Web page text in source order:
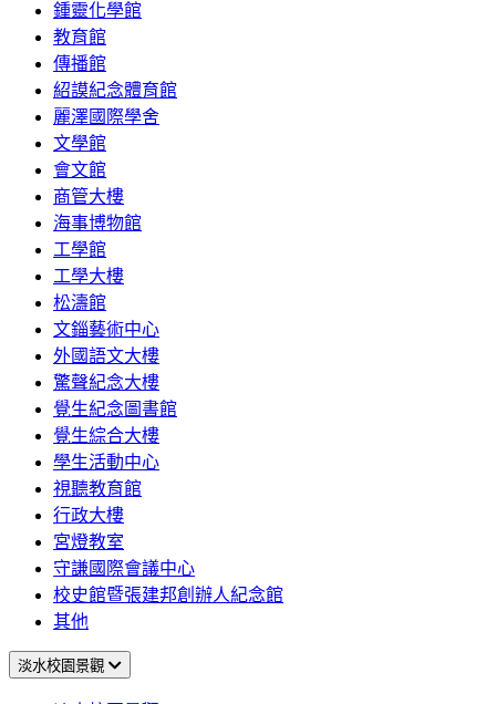
鍾靈化學館
教育館
傳播館
紹謨紀念體育館
麗澤國際學舍
文學館
會文館
商管大樓
海事博物館
工學館
工學大樓
松濤館
文錙藝術中心
外國語文大樓
驚聲紀念大樓
覺生紀念圖書館
覺生綜合大樓
學生活動中心
視聽教育館
行政大樓
宮燈教室
守謙國際會議中心
校史館暨張建邦創辦人紀念館
其他
淡水校園景觀